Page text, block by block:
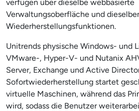
verfügen über dieselbe webbasierte
Verwaltungsoberfläche und
Wiederherstellungsfunktionen.
Unitrends physische Windows- und
VMware-, Hyper-V- und Nutanix
Server, Exchange und Active
Sofortwiederherstellung startet
virtuelle Maschinen, während das
wird, sodass die Benutzer